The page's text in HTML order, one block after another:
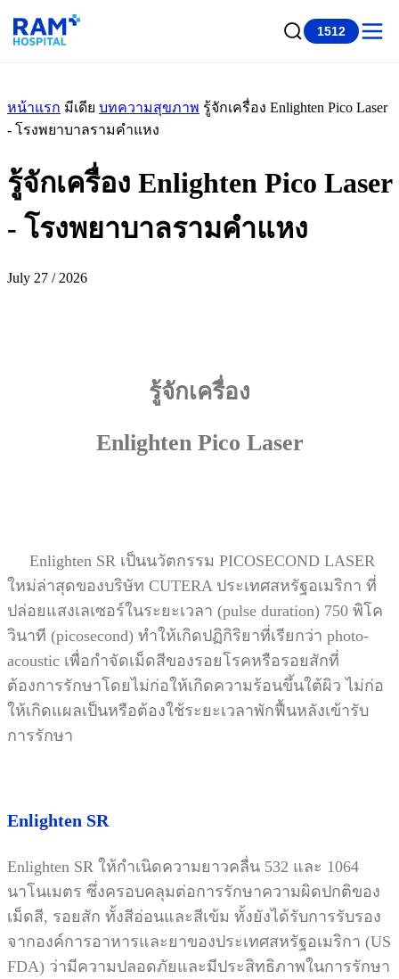
1512
หน้าแรก มีเดีย บทความสุขภาพ รู้จักเครื่อง Enlighten Pico Laser
- โรงพยาบาลรามคำแหง
รู้จักเครื่อง Enlighten Pico Laser
- โรงพยาบาลรามคำแหง
July 27 / 2026
รู้จักเครื่อง
Enlighten Pico Laser
Enlighten SR เป็นนวัตกรรม PICOSECOND LASER
ใหม่ล่าสุดของบริษัท CUTERA ประเทศสหรัฐอเมริกา ที่
ปล่อยแสงเลเซอร์ในระยะเวลา (pulse duration) 750 พิโค
วินาที (picosecond) ทำให้เกิดปฏิกิริยาที่เรียกว่า photo-
acoustic เพื่อกำจัดเม็ดสีของรอยโรคหรือรอยสักที่
ต้องการรักษาโดยไม่ก่อให้เกิดความร้อนขึ้นใต้ผิว ไม่ก่อ
ให้เกิดแผลเป็นหรือต้องใช้ระยะเวลาพักฟื้นหลังเข้ารับ
การรักษา
Enlighten SR
Enlighten SR ให้กำเนิดความยาวคลื่น 532 และ 1064
นาโนเมตร ซึ่งครอบคลุมต่อการรักษาความผิดปกติของ
เม็ดสี, รอยสัก ทั้งสีอ่อนและสีเข้ม ทั้งยังได้รับการรับรอง
จากองค์การอาหารและยาของประเทศสหรัฐอเมริกา (US
FDA) ว่ามีความปลอดภัยและมีประสิทธิภาพในการรักษา